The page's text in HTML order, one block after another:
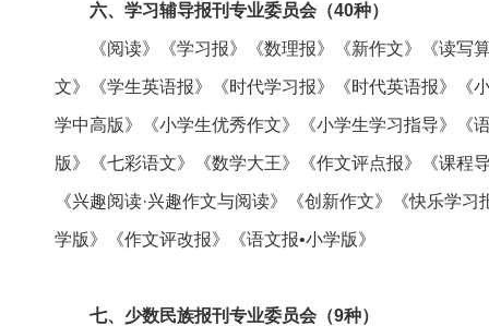
六、学习辅导报刊专业委员会（40种）
《阅读》《学习报》《数理报》《新作文》《读写
文》《学生英语报》《时代学习报》《时代英语报》《
学中高版》《小学生优秀作文》《小学生学习指导》《
版》《七彩语文》《数学大王》《作文评点报》《课程
《兴趣阅读·兴趣作文与阅读》《创新作文》《快乐学
学版》《作文评改报》《语文报•小学版》
七、少数民族报刊专业委员会（9种）